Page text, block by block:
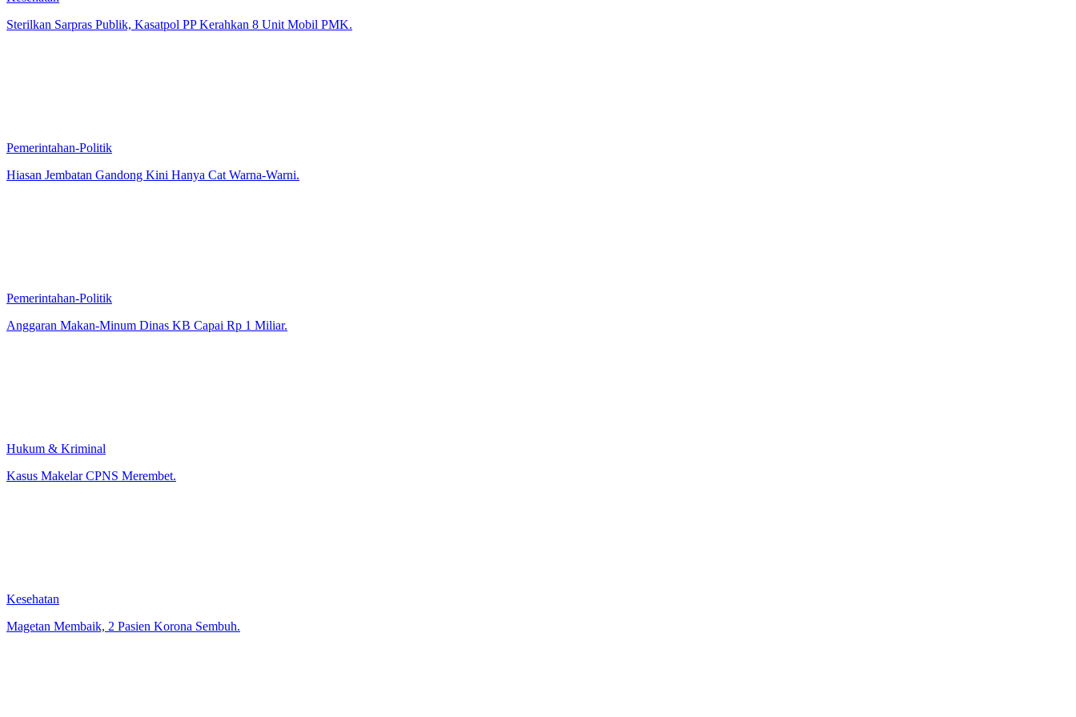
Sterilkan Sarpras Publik, Kasatpol PP Kerahkan 8 Unit Mobil PMK.
Pemerintahan-Politik
Hiasan Jembatan Gandong Kini Hanya Cat Warna-Warni.
Pemerintahan-Politik
Anggaran Makan-Minum Dinas KB Capai Rp 1 Miliar.
Hukum & Kriminal
Kasus Makelar CPNS Merembet.
Kesehatan
Magetan Membaik, 2 Pasien Korona Sembuh.